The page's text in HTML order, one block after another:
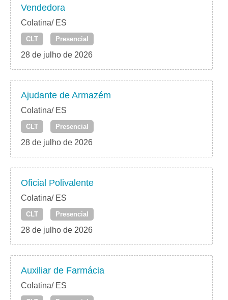
Vendedora
Colatina/ ES
CLT Presencial
28 de julho de 2026
Ajudante de Armazém
Colatina/ ES
CLT Presencial
28 de julho de 2026
Oficial Polivalente
Colatina/ ES
CLT Presencial
28 de julho de 2026
Auxiliar de Farmácia
Colatina/ ES